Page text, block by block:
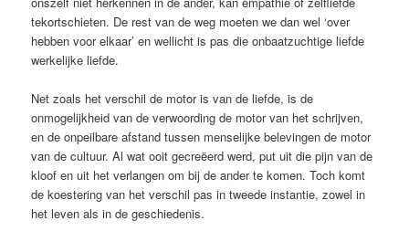
tekortschieten. De rest van de weg moeten we dan wel ‘over
hebben voor elkaar’ en wellicht is pas die onbaatzuchtige liefde
werkelijke liefde.
Net zoals het verschil de motor is van de liefde, is de
onmogelijkheid van de verwoording de motor van het schrijven,
en de onpeilbare afstand tussen menselijke ­belevingen de motor
van de cultuur. Al wat ooit gecreëerd werd, put uit die pijn van de
kloof en uit het verlangen om bij de ander te komen. Toch komt
de koestering van het verschil pas in tweede instantie, zowel in
het leven als in de geschiedenis.